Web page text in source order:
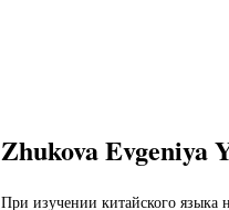
Zhukova Evgeniya
При изучении китайского